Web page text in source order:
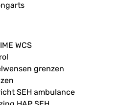
WCS
grenzen
SEH ambulance